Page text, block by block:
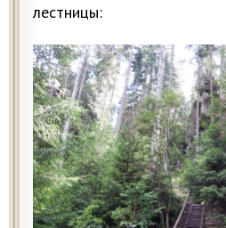
лестницы: